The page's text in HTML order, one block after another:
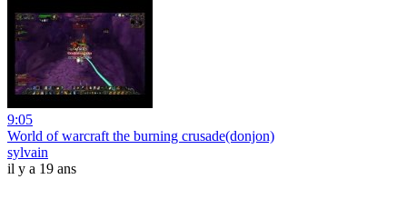
9:05
World of warcraft the burning crusade(donjon)
sylvain
il y a 19 ans